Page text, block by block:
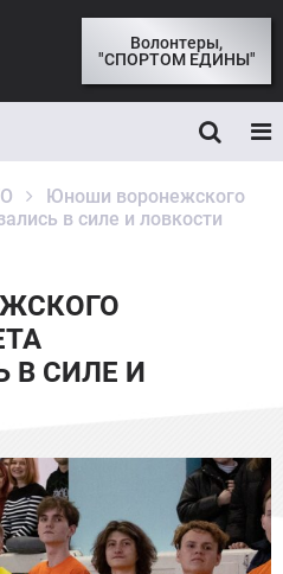
Волонтеры,
"СПОРТОМ ЕДИНЫ"
Юноши воронежского
в силе и ловкости
В СИЛЕ И